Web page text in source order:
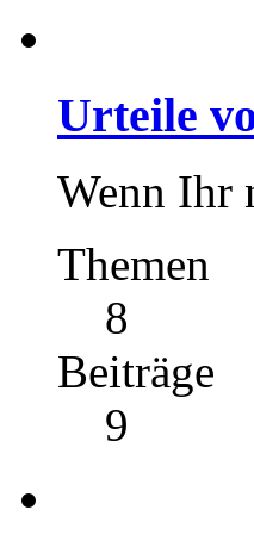
Urteile
Wenn Ihr
Themen
8
Beiträge
9